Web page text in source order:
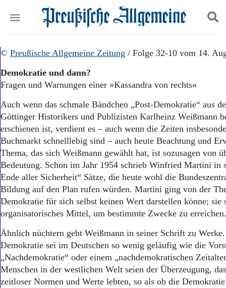
Start
Wer wir sind
Abonnenten-Login
Abonnent werden
Abo Prämien
Archiv
Mediadaten
Politik
Panorama
Leben
Geschichte
Ostpreußen
Pommern
Berlin-Brandenburg
Schlesien
Danzig und Westpreußen
Bücher
Suchen und finden
© Preußische Allgemeine Zeitung / Folge 32-10 vom 14.
Demokratie und dann?
Fragen und Warnungen einer »Kassandra von rechts«
Auch wenn das schmale Bändchen „Post-Demokratie“ aus
Göttinger Historikers und Publizisten Karlheinz Weißmann
erschienen ist, verdient es – auch wenn die Zeiten
Buchmarkt schnelllebig sind – auch heute Beachtung und
Thema, das sich Weißmann gewählt hat, ist sozusagen von
Bedeutung. Schon im Jahr 1954 schrieb Winfried Martini in
Ende aller Sicherheit“ Sätze, die heute wohl die
Bildung auf den Plan rufen würden. Martini ging von der
Demokratie für sich selbst keinen Wert darstellen könne; sie
organisatorisches Mittel, um bestimmte Zwecke zu erreichen.
Ähnlich nüchtern geht Weißmann in seiner Schrift zu
Demokratie sei im Deutschen so wenig geläufig wie die
„Nachdemokratie“ oder einem „nachdemokratischen
Menschen in der westlichen Welt seien der Überzeugung,
zeitloser Normen und Werte lebten, so als ob die